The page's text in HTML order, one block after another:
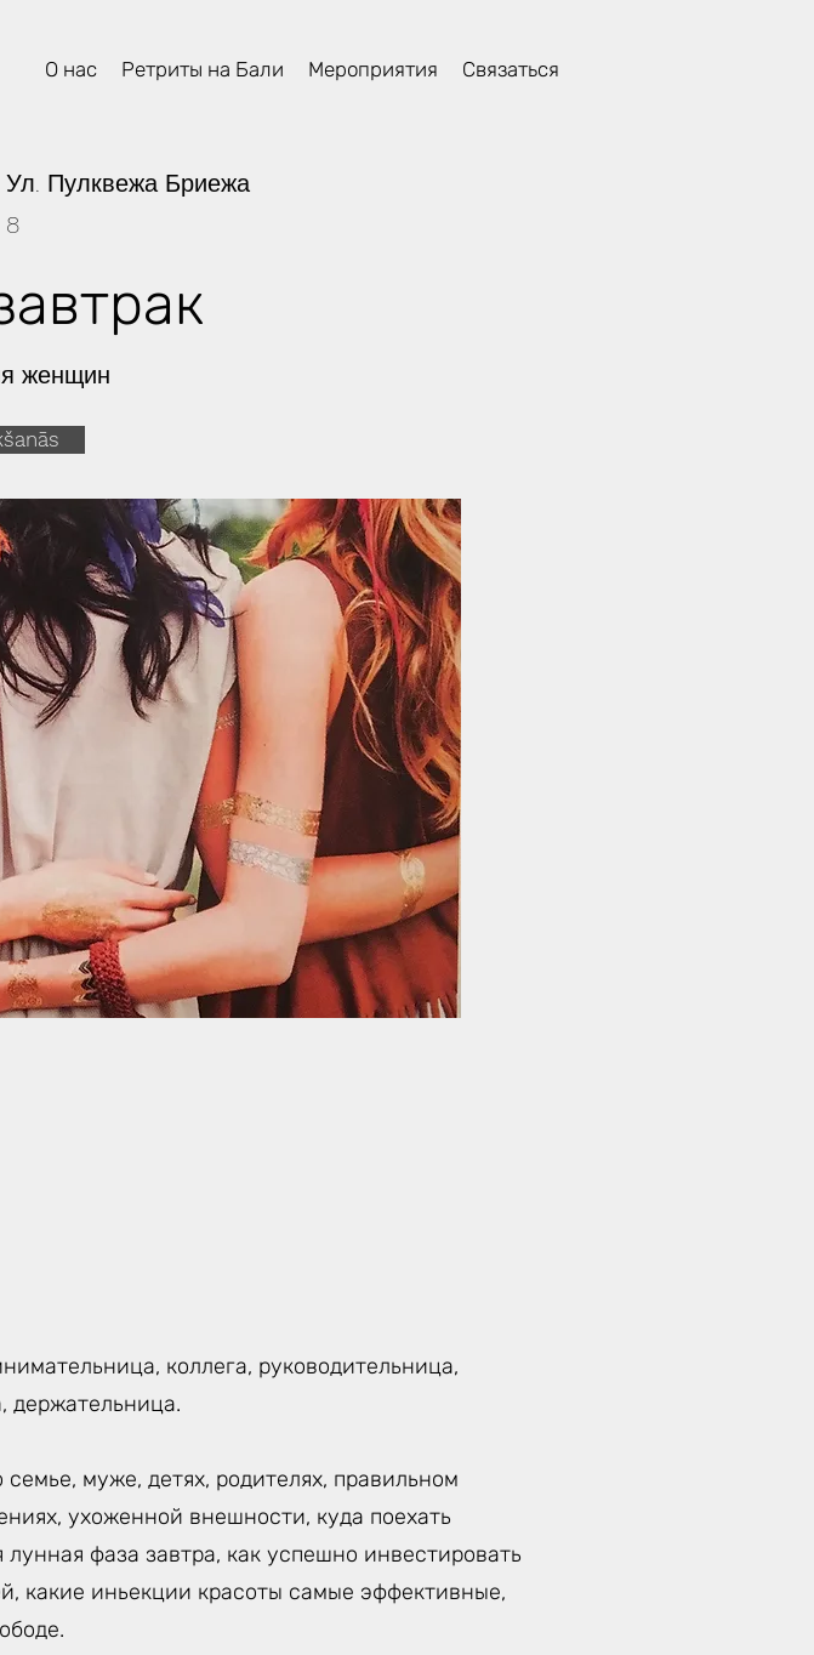
О нас Ретриты на Бали Мероприятия Связаться
Ул. Пулквежа Бриежа
8
женщин
коллега, руководительница,
держательница.
муже, детях, родителях, правильном
ухоженной внешности, куда поехать
фаза завтра, как успешно инвестировать
какие иньекции красоты самые эффективные,